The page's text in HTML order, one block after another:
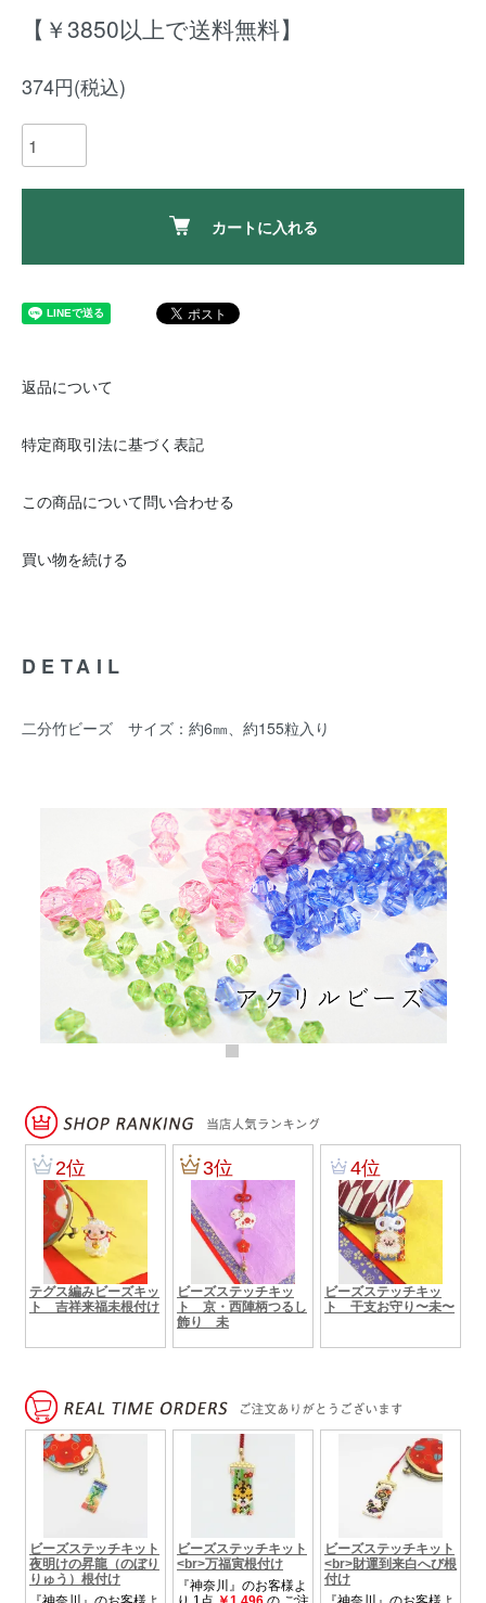
【￥3850以上で送料無料】
374円(税込)
カートに入れる
返品について
特定商取引法に基づく表記
この商品について問い合わせる
買い物を続ける
DETAIL
二分竹ビーズ サイズ：約6㎜、約155粒入り